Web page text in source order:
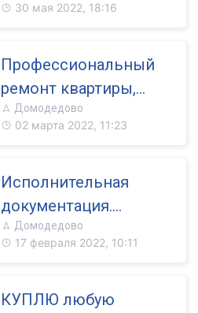
30 мая 2022, 18:16
Профессиональный
ремонт квартиры,
офиса, отделка
коттеджа
Домодедово
02 марта 2022, 11:23
Исполнительная
документация.
Составление смет
Домодедово
17 февраля 2022, 10:11
КУПЛЮ любую